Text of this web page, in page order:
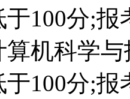
100分;
算机科学
100分;